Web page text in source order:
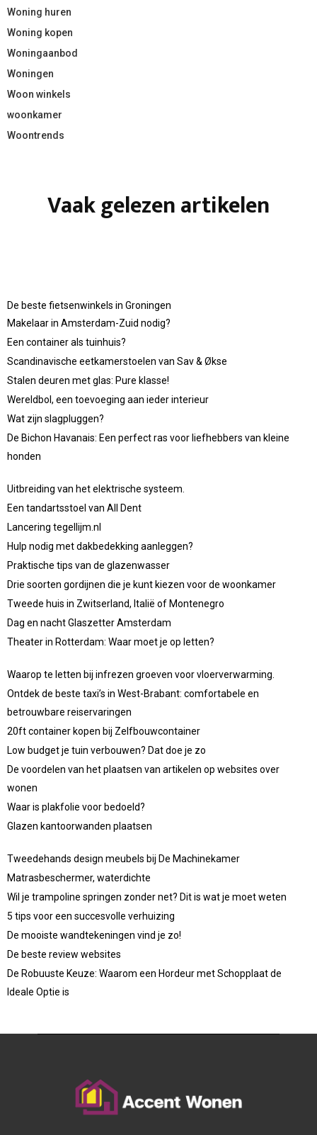
Woning huren
Woning kopen
Woningaanbod
Woningen
Woon winkels
woonkamer
Woontrends
Vaak gelezen artikelen
De beste fietsenwinkels in Groningen
Makelaar in Amsterdam-Zuid nodig?
Een container als tuinhuis?
Scandinavische eetkamerstoelen van Sav & Økse
Stalen deuren met glas: Pure klasse!
Wereldbol, een toevoeging aan ieder interieur
Wat zijn slagpluggen?
De Bichon Havanais: Een perfect ras voor liefhebbers van kleine
honden
Uitbreiding van het elektrische systeem.
Een tandartsstoel van All Dent
Lancering tegellijm.nl
Hulp nodig met dakbedekking aanleggen?
Praktische tips van de glazenwasser
Drie soorten gordijnen die je kunt kiezen voor de woonkamer
Tweede huis in Zwitserland, Italië of Montenegro
Dag en nacht Glaszetter Amsterdam
Theater in Rotterdam: Waar moet je op letten?
Waarop te letten bij infrezen groeven voor vloerverwarming.
Ontdek de beste taxi’s in West-Brabant: comfortabele en
betrouwbare reiservaringen
20ft container kopen bij Zelfbouwcontainer
Low budget je tuin verbouwen? Dat doe je zo
De voordelen van het plaatsen van artikelen op websites over
wonen
Waar is plakfolie voor bedoeld?
Glazen kantoorwanden plaatsen
Tweedehands design meubels bij De Machinekamer
Matrasbeschermer, waterdichte
Wil je trampoline springen zonder net? Dit is wat je moet weten
5 tips voor een succesvolle verhuizing
De mooiste wandtekeningen vind je zo!
De beste review websites
De Robuuste Keuze: Waarom een Hordeur met Schopplaat de
Ideale Optie is